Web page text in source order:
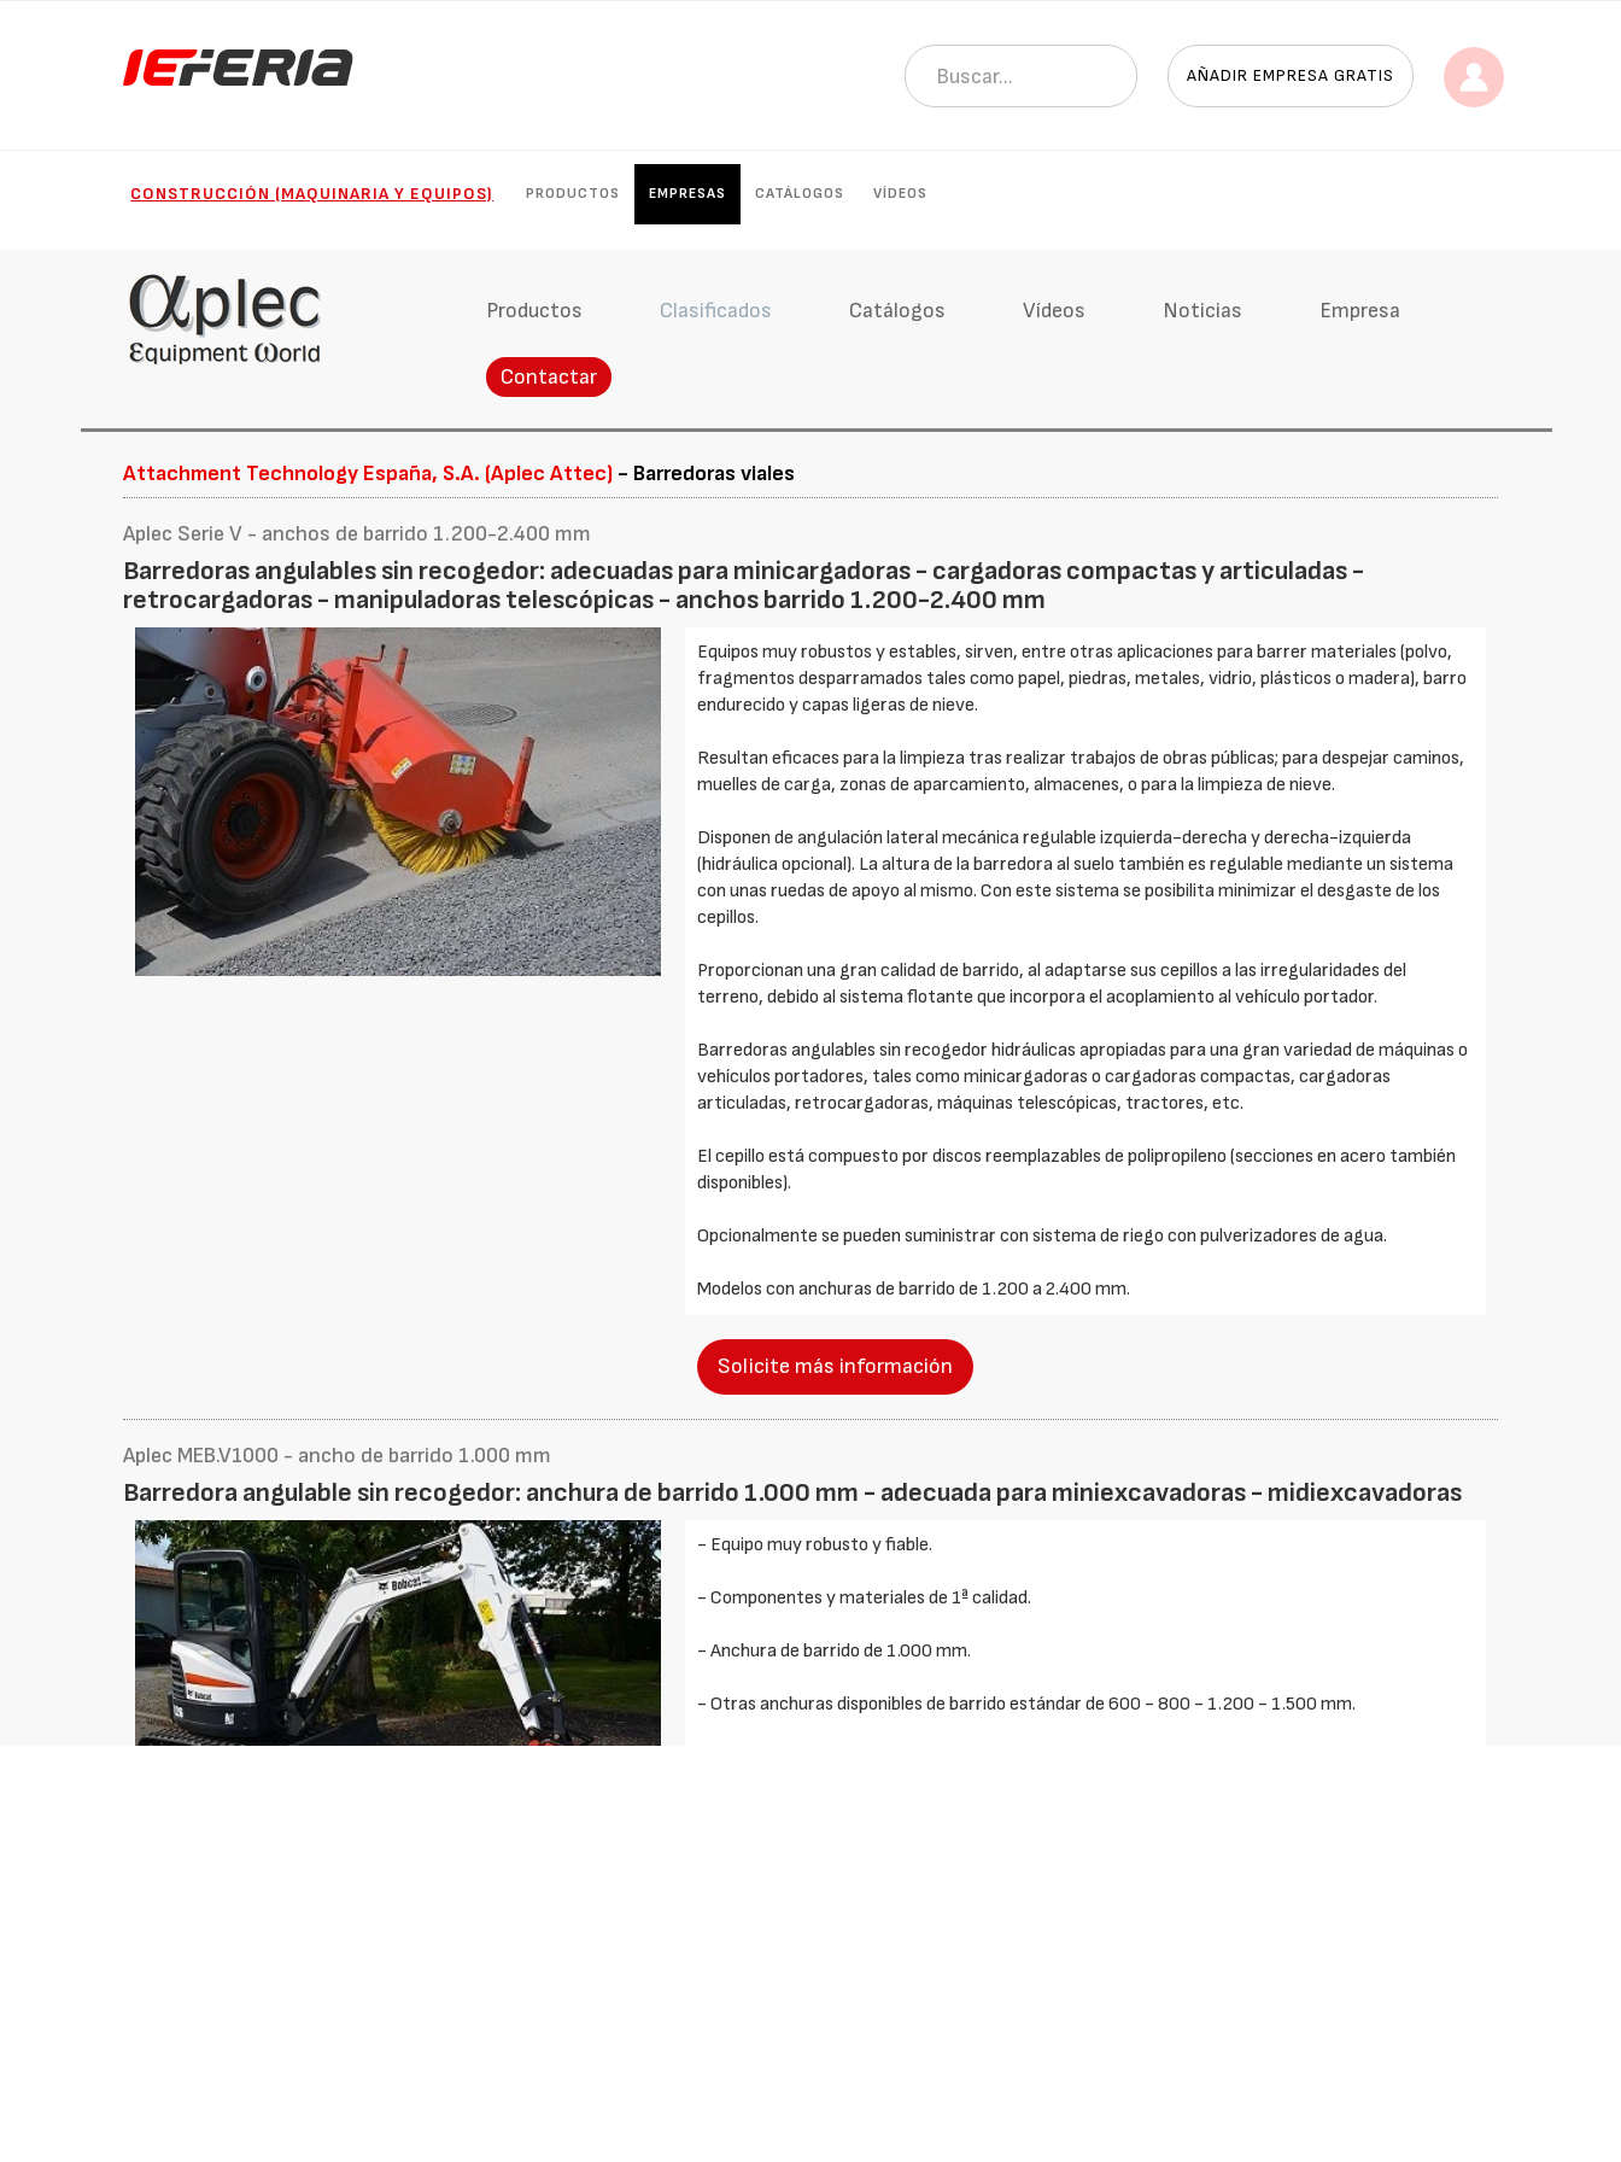
AÑADIR EMPRESA GRATIS
CONSTRUCCIÓN (MAQUINARIA Y EQUIPOS) PRODUCTOS EMPRESAS CATÁLOGOS VÍDEOS
Productos Clasificados Catálogos Vídeos Noticias Empresa
Contactar
Attachment Technology España, S.A. (Aplec Attec) - Barredoras viales
Aplec Serie V - anchos de barrido 1.200-2.400 mm
Barredoras angulables sin recogedor: adecuadas para minicargadoras - cargadoras compactas y articuladas -
retrocargadoras - manipuladoras telescópicas - anchos barrido 1.200-2.400 mm
Equipos muy robustos y estables, sirven, entre otras aplicaciones para barrer materiales (polvo,
fragmentos desparramados tales como papel, piedras, metales, vidrio, plásticos o madera), barro
endurecido y capas ligeras de nieve.
Resultan eficaces para la limpieza tras realizar trabajos de obras públicas; para despejar caminos,
muelles de carga, zonas de aparcamiento, almacenes, o para la limpieza de nieve.
Disponen de angulación lateral mecánica regulable izquierda-derecha y derecha-izquierda
(hidráulica opcional). La altura de la barredora al suelo también es regulable mediante un sistema
con unas ruedas de apoyo al mismo. Con este sistema se posibilita minimizar el desgaste de los
cepillos.
Proporcionan una gran calidad de barrido, al adaptarse sus cepillos a las irregularidades del
terreno, debido al sistema flotante que incorpora el acoplamiento al vehículo portador.
Barredoras angulables sin recogedor hidráulicas apropiadas para una gran variedad de máquinas o
vehículos portadores, tales como minicargadoras o cargadoras compactas, cargadoras
articuladas, retrocargadoras, máquinas telescópicas, tractores, etc.
El cepillo está compuesto por discos reemplazables de polipropileno (secciones en acero también
disponibles).
Opcionalmente se pueden suministrar con sistema de riego con pulverizadores de agua.
Modelos con anchuras de barrido de 1.200 a 2.400 mm.
Solicite más información
Aplec MEB.V1000 - ancho de barrido 1.000 mm
Barredora angulable sin recogedor: anchura de barrido 1.000 mm - adecuada para miniexcavadoras - midiexcavadoras
- Equipo muy robusto y fiable.
- Componentes y materiales de 1ª calidad.
- Anchura de barrido de 1.000 mm.
- Otras anchuras disponibles de barrido estándar de 600 - 800 - 1.200 - 1.500 mm.